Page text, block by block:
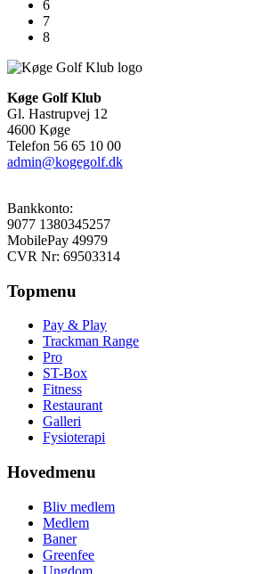
6
7
8
Køge Golf Klub
Gl. Hastrupvej 12
4600 Køge
Telefon 56 65 10 00
admin@kogegolf.dk
Bankkonto:
9077 1380345257
MobilePay 49979
CVR Nr: 69503314
Topmenu
Pay & Play
Trackman Range
Pro
ST-Box
Fitness
Restaurant
Galleri
Fysioterapi
Hovedmenu
Bliv medlem
Medlem
Baner
Greenfee
Ungdom